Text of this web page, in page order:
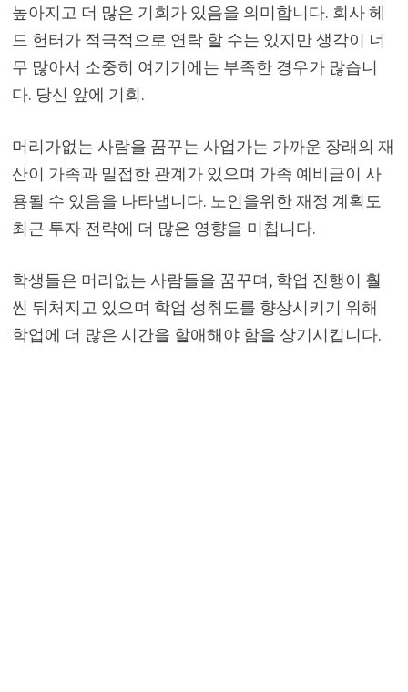
높아지고 더 많은 기회가 있음을 의미합니다. 회사 헤
드 헌터가 적극적으로 연락 할 수는 있지만 생각이 너
무 많아서 소중히 여기기에는 부족한 경우가 많습니
다. 당신 앞에 기회.
머리가없는 사람을 꿈꾸는 사업가는 가까운 장래의 재
산이 가족과 밀접한 관계가 있으며 가족 예비금이 사
용될 수 있음을 나타냅니다. 노인을위한 재정 계획도
최근 투자 전략에 더 많은 영향을 미칩니다.
학생들은 머리없는 사람들을 꿈꾸며, 학업 진행이 훨
씬 뒤처지고 있으며 학업 성취도를 향상시키기 위해
학업에 더 많은 시간을 할애해야 함을 상기시킵니다.